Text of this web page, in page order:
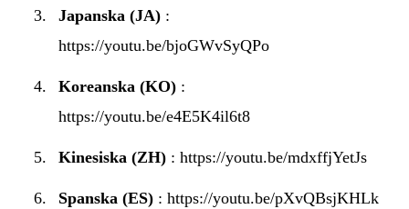
Japanska (JA) :
https://youtu.be/bjoGWvSyQPo
Koreanska (KO) :
https://youtu.be/e4E5K4il6t8
Kinesiska (ZH) : https://youtu.be/mdxffjYetJs
Spanska (ES) : https://youtu.be/pXvQBsjKHLk